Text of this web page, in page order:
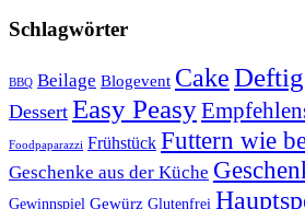
Schlagwörter
BBQ Beilage Blogevent Cake
Dessert Easy Peasy
Foodpaparazzi Frühstück Futtern wie
Geschenke aus der Küche
Gewinnspiel Gewürz Glutenfrei